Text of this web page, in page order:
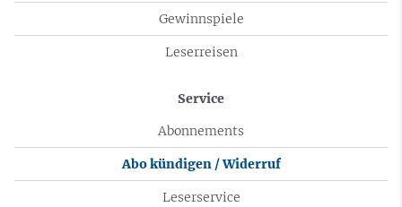
Gewinnspiele
Leserreisen
Service
Abonnements
Abo kündigen / Widerruf
Leserservice